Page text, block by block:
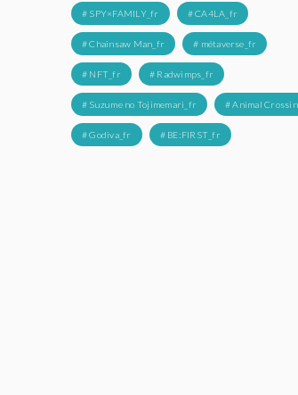
# SPY×FAMILY_fr # CA4LA_fr
# Chainsaw Man_fr # métaverse_fr
# NFT_fr # Radwimps_fr
# Suzume no Tojimemari_fr # Animal
# Godiva_fr # BE:FIRST_fr